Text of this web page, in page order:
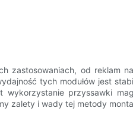
zastosowaniach, od
tych modułów jest
przyssawki
zalety i wady tej metody